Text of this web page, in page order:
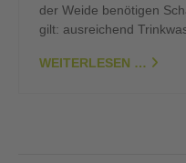
der Weide benötigen
gilt: ausreichend
WEITERLESEN …